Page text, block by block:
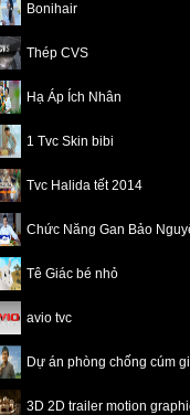
Bonihair
Thép CVS
Hạ Áp Ích Nhân
1 Tvc Skin bibi
Tvc Halida tết 2014
Chức Năng Gan Bảo
Tê Giác bé nhỏ
avio tvc
Dự án phòng chống cúm
3D 2D trailer motion